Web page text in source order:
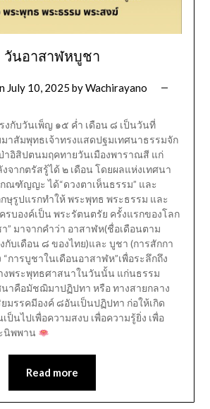
วันอาสาฬหบูชา
July 10, 2025 byWachirayano
กับวันเพ็ญ ๑๕ ค่ำ เดือน ๘ เป็นวันที่
าสัมพุทธเจ้าทรงแสดปฐมเทศนาธรรมจัก
อิสิปตนมฤคทายวันเมืองพาราณสี แก่
จากตรัสรู้ได้ ๒ เดือน โดยผลแห่งเทศนา
ณฑัญญะ ได้“ดวงตาเห็นธรรม” และ
ษุรูปแรกทำให้ พระพุทธ พระธรรม และ
รบองค์เป็น พระรัตนตรัย ครั้งแรกของโลก
” มาจากคำว่า อาสาฬห(ชื่อเดือนตาม
บเดือน ๘ ของไทย)และ บูชา (การสักกา
การบูชาในเดือนอาสาฬห”เพื่อระลึกถึง
พระพุทธศาสนาในวันนั้น แก่นธรรม
าคือมัชฌิมาปฏิปทา หรือ ทางสายกลาง
มรรคมีองค์ ๘อันเป็นปฏิปทา ก่อให้เกิด
ป็นไปเพื่อความสงบ เพื่อความรู้ยิ่ง เพื่อ
นิพพาน
Read more